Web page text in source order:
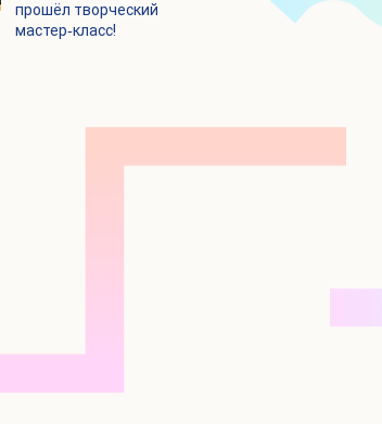
прошёл творческий
мастер‑класс!